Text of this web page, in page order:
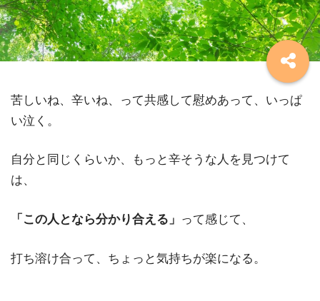
苦しいね、辛いね、って共感して慰めあって、いっぱ
い泣く。
自分と同じくらいか、もっと辛そうな人を見つけて
は、
「この人となら分かり合える」 って感じて、
打ち溶け合って、ちょっと気持ちが楽になる。